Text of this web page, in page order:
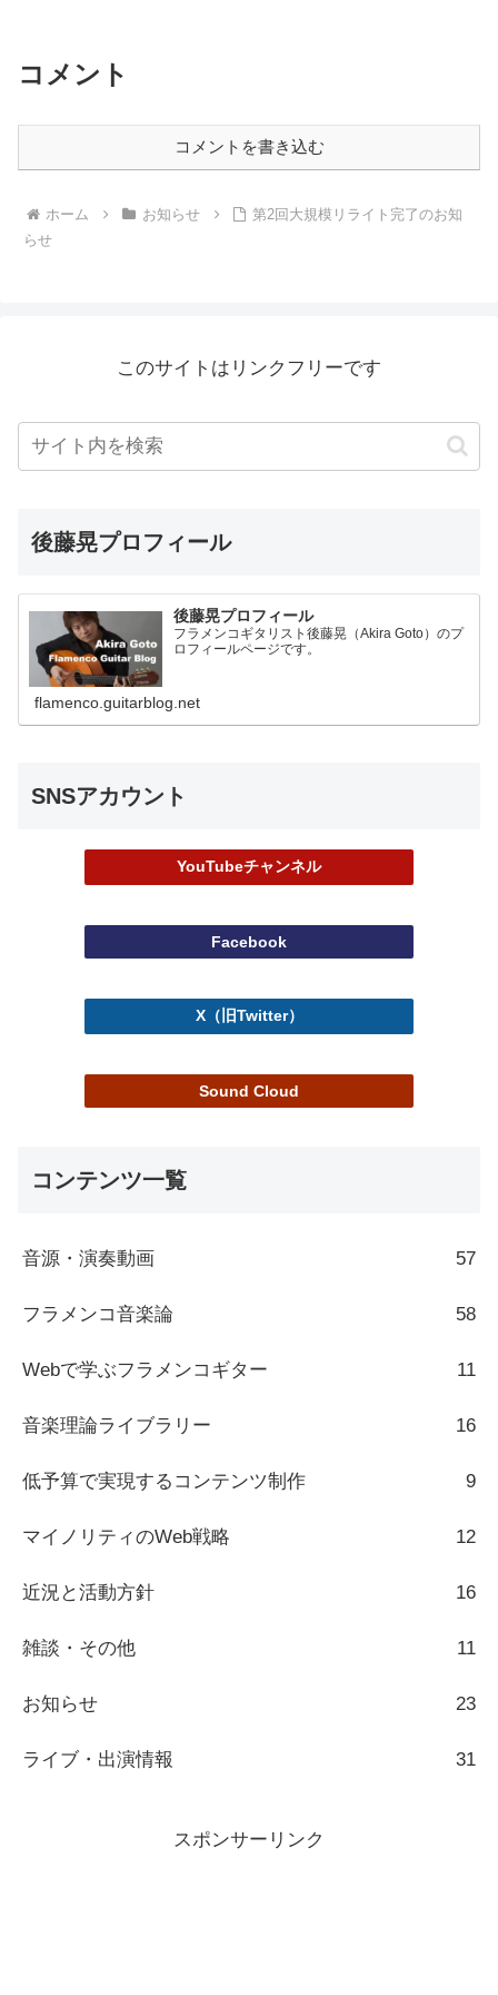
コメント
コメントを書き込む
ホーム お知らせ
第2回大規模リライト完了のお知
らせ
このサイトはリンクフリーです
後藤晃プロフィール
後藤晃プロフィール
フラメンコギタリスト後藤晃（Akira Goto）のプ
ロフィールページです。
flamenco.guitarblog.net
SNSアカウント
YouTubeチャンネル
Facebook
X（旧Twitter）
Sound Cloud
コンテンツ一覧
音源・演奏動画 57
フラメンコ音楽論 58
Webで学ぶフラメンコギター 11
音楽理論ライブラリー 16
低予算で実現するコンテンツ制作 9
マイノリティのWeb戦略 12
近況と活動方針 16
雑談・その他 11
お知らせ 23
ライブ・出演情報 31
スポンサーリンク